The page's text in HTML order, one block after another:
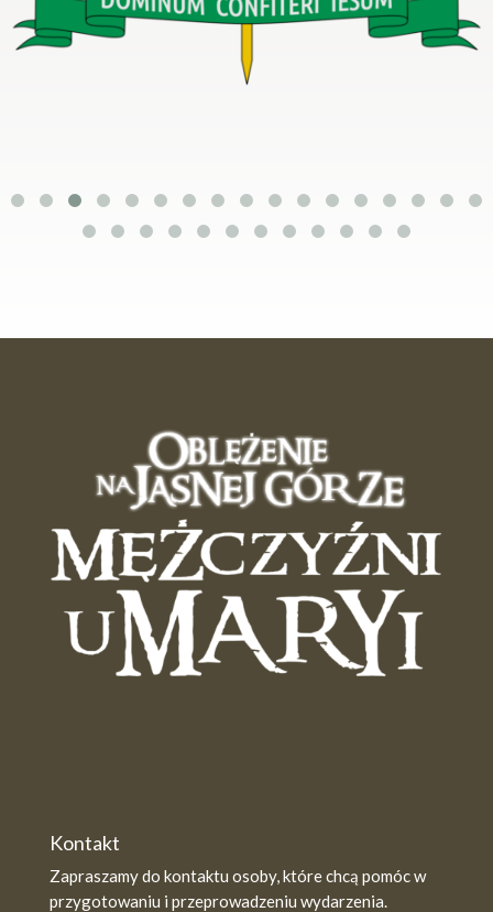
Kontakt
Zapraszamy do kontaktu osoby, które chcą pomóc w
przygotowaniu i przeprowadzeniu wydarzenia.